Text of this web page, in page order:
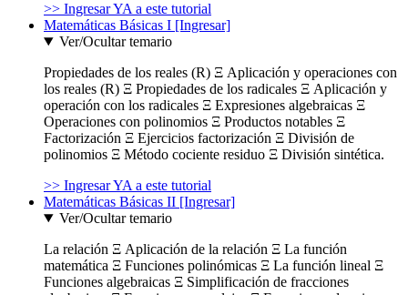
>> Ingresar YA a este tutorial
Matemáticas Básicas I [Ingresar]
Ver/Ocultar temario
Propiedades de los reales (R) Ξ Aplicación y operaciones con
los reales (R) Ξ Propiedades de los radicales Ξ Aplicación y
operación con los radicales Ξ Expresiones algebraicas Ξ
Operaciones con polinomios Ξ Productos notables Ξ
Factorización Ξ Ejercicios factorización Ξ División de
polinomios Ξ Método cociente residuo Ξ División sintética.
>> Ingresar YA a este tutorial
Matemáticas Básicas II [Ingresar]
Ver/Ocultar temario
La relación Ξ Aplicación de la relación Ξ La función
matemática Ξ Funciones polinómicas Ξ La función lineal Ξ
Funciones algebraicas Ξ Simplificación de fracciones